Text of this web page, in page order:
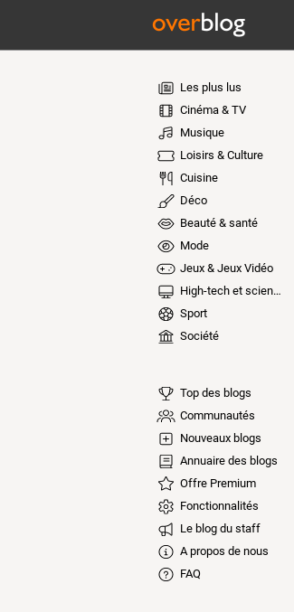
Les plus lus
Cinéma & TV
Musique
Loisirs & Culture
Cuisine
Déco
Beauté & santé
Mode
Jeux & Jeux Vidéo
High-tech et sciences
Sport
Société
Top des blogs
Communautés
Nouveaux blogs
Annuaire des blogs
Offre Premium
Fonctionnalités
Le blog du staff
A propos de nous
FAQ